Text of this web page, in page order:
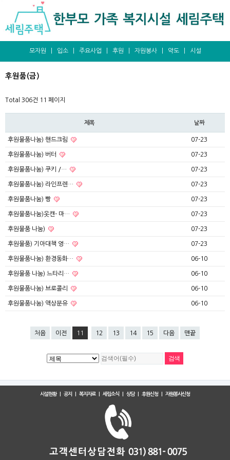
모자원 입소| 주요사업 후원 자원봉사| 약도| 시설
후원품(금)
Total 306건 11 페이지
제목 날짜
후원물품나눔) 핸드크림 07-23
후원물품나눔) 버터 07-23
후원물품나눔) 쿠키 /… 07-23
후원물품나눔) 라인프렌… 07-23
후원물품나눔) 빵 07-23
후원물품나눔)옷캔- 마… 07-23
후원물품 나눔) 07-23
후원물품) 기아대책 영… 07-23
후원물품나눔) 환경동화… 06-10
후원물품 나눔) 느타리… 06-10
후원물품나눔) 브로콜리 06-10
후원물품나눔) 액상분유 06-10
처음 이전 11 12 13 14 15 다음 맨끝
시설현황| 공지 복지자료| 세림소식 |상담|후원신청 |자원봉사신청